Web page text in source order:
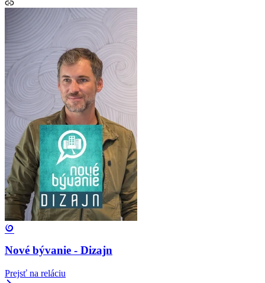
Nové bývanie - Dizajn
Prejsť na reláciu